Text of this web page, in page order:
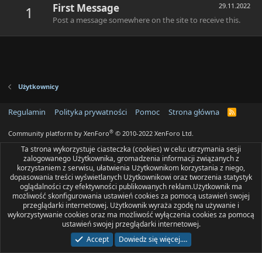
1 29.11.2022
First Message
Post a message somewhere on the site to receive this.
Użytkownicy
Regulamin Polityka prywatności Pomoc Strona główna
R
Community platform by XenForo® © 2010-2022 XenForo Ltd.
Ta strona wykorzystuje ciasteczka (cookies) w celu: utrzymania sesji
zalogowanego Użytkownika, gromadzenia informacji związanych z
korzystaniem z serwisu, ułatwienia Użytkownikom korzystania z niego,
dopasowania treści wyświetlanych Użytkownikowi oraz tworzenia statystyk
oglądalności czy efektywności publikowanych reklam.Użytkownik ma
możliwość skonfigurowania ustawień cookies za pomocą ustawień swojej
przeglądarki internetowej. Użytkownik wyraża zgodę na używanie i
wykorzystywanie cookies oraz ma możliwość wyłączenia cookies za pomocą
ustawień swojej przeglądarki internetowej.
Accept
Dowiedz się więcej.…